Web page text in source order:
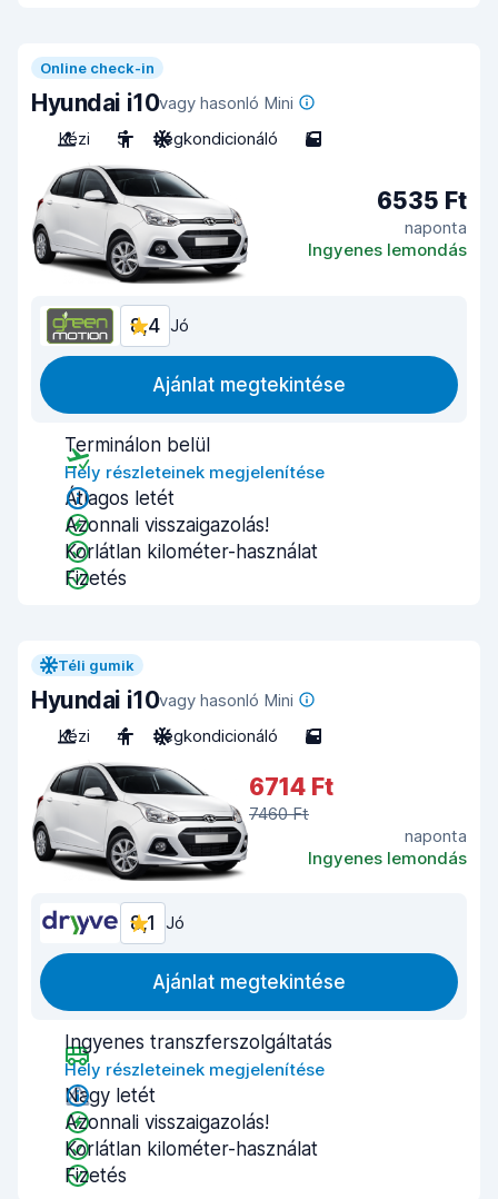
Online check-in
Hyundai i10vagy hasonló Mini
Kézi
5 Légkondicionáló 5
6535 Ft
naponta
Ingyenes lemondás
8,4 Jó
Ajánlat megtekintése
Terminálon belül
Hely részleteinek megjelenítése
Átlagos letét
Azonnali visszaigazolás!
Korlátlan kilométer-használat
Fizetés
Téli gumik
Hyundai i10vagy hasonló Mini
Kézi
4 Légkondicionáló 5
6714 Ft
7460 Ft
naponta
Ingyenes lemondás
8,1 Jó
Ajánlat megtekintése
Ingyenes transzferszolgáltatás
Hely részleteinek megjelenítése
Nagy letét
Azonnali visszaigazolás!
Korlátlan kilométer-használat
Fizetés